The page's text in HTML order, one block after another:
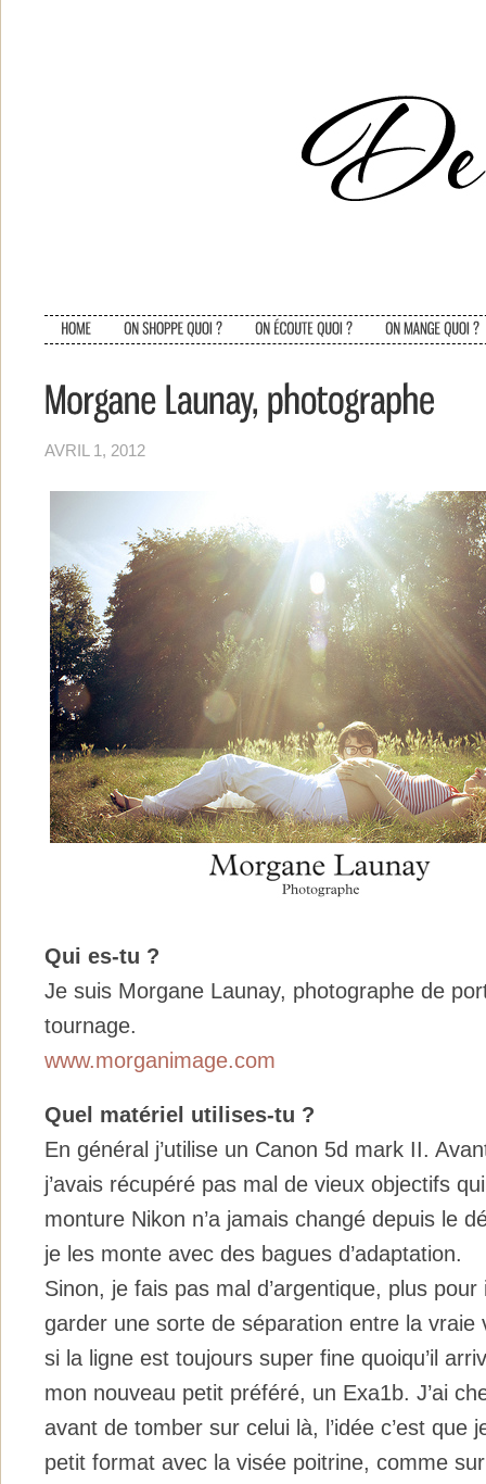
AVRIL 1, 2012
Qui es-tu ?
Je suis Morgane Launay, photographe de
tournage.
www.morganimage.com
Quel matériel utilises-tu ?
En général j’utilise un Canon 5d mark II.
j’avais récupéré pas mal de vieux objectifs
monture Nikon n’a jamais changé depuis le
je les monte avec des bagues d’adaptation.
Sinon, je fais pas mal d’argentique, plus pour
garder une sorte de séparation entre la vraie
si la ligne est toujours super fine quoiqu’il
mon nouveau petit préféré, un Exa1b. J’ai
avant de tomber sur celui là, l’idée c’est que
petit format avec la visée poitrine, comme